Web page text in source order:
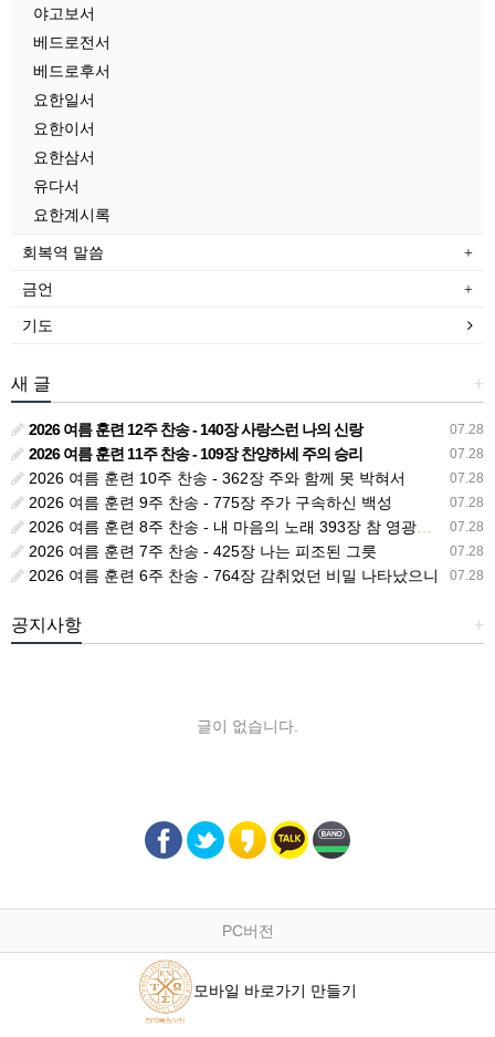
야고보서
베드로전서
베드로후서
요한일서
요한이서
요한삼서
유다서
요한계시록
회복역 말씀
금언
기도
+
새 글
07.28
2026 여름 훈련 12주 찬송 - 140장 사랑스런 나의 신랑
07.28
2026 여름 훈련 11주 찬송 - 109장 찬양하세 주의 승리
07.28
2026 여름 훈련 10주 찬송 - 362장 주와 함께 못 박혀서
07.28
2026 여름 훈련 9주 찬송 - 775장 주가 구속하신 백성
07.28
2026 여름 훈련 8주 찬송 - 내 마음의 노래 393장 참 영광스런 우리 왕
07.28
2026 여름 훈련 7주 찬송 - 425장 나는 피조된 그릇
07.28
2026 여름 훈련 6주 찬송 - 764장 감취었던 비밀 나타났으니
+
공지사항
글이 없습니다.
PC버전
모바일 바로가기 만들기